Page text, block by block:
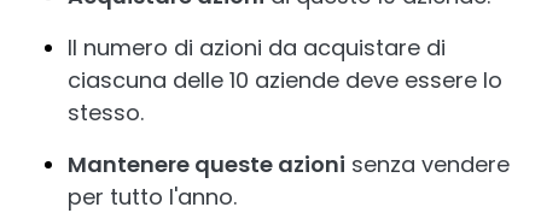
Il numero di azioni da acquistare di
ciascuna delle 10 aziende deve essere lo
stesso.
Mantenere queste azioni senza vendere
per tutto l'anno.